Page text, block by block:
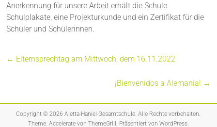
Anerkennung für unsere Arbeit erhält die Schule
Schulplakate, eine Projekturkunde und ein Zertifikat für die
Schüler und Schülerinnen.
← Elternsprechtag am Mittwoch, dem 16.11.2022
¡Bienvenidos a Alemania! →
Copyright © 2026Aletta-Haniel-Gesamtschule . Alle Rechte vorbehalten.
Theme: Acceleratevon ThemeGrill. Präsentiert von WordPress.